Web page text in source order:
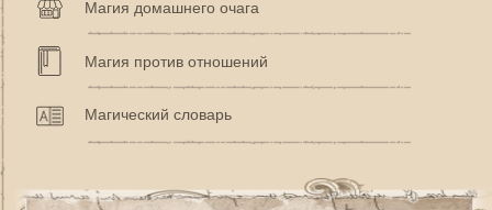
Магия домашнего очага
Магия против отношений
Магический словарь